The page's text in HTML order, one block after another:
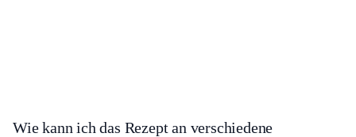
Wie kann ich das Rezept an verschiedene